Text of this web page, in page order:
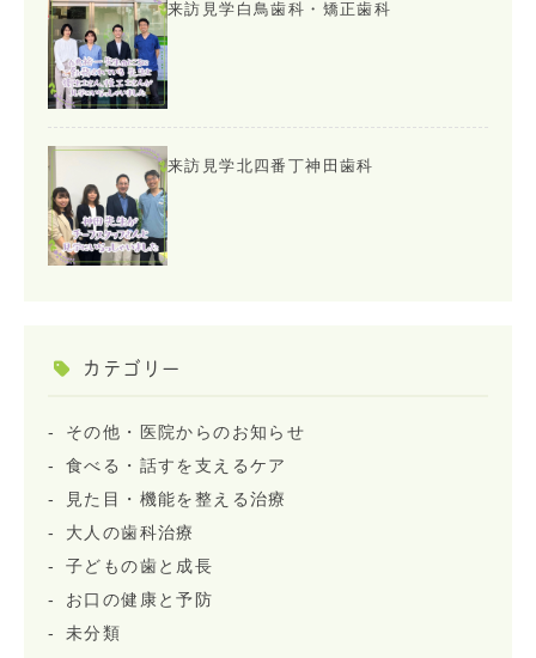
来訪見学白鳥歯科・矯正歯科
来訪見学北四番丁神田歯科
カテゴリー
その他・医院からのお知らせ
食べる・話すを支えるケア
見た目・機能を整える治療
大人の歯科治療
子どもの歯と成長
お口の健康と予防
未分類